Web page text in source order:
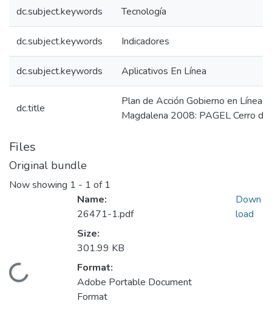
dc.subject.keywords Tecnología
dc.subject.keywords Indicadores
dc.subject.keywords Aplicativos En Línea
dc.title
Plan de Acción Gobierno en Línea
Magdalena 2008: PAGEL Cerro
Files
Original bundle
Now showing 1 - 1 of 1
Loading...
Name:
26471-1.pdf
Size:
301.99 KB
Format:
Adobe Portable Document
Format
Down
load